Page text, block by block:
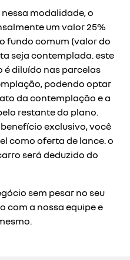
modalidade, o
um valor 25%
fundo comum (valor do
seja contemplada. este
diluído nas parcelas
podendo optar
da contemplação e a
restante do plano.
exclusivo, você
como oferta de lance. o
será deduzido do
sem pesar no seu
com a nossa equipe e